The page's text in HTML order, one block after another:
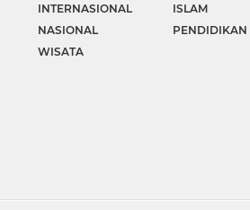
INTERNASIONAL
ISLAM
NASIONAL
PENDIDIKAN
WISATA